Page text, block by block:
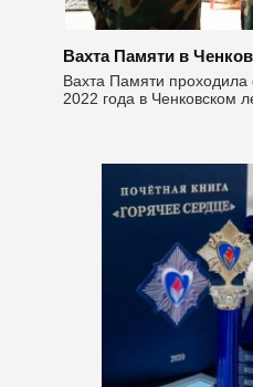
Вахта Памяти в
Вахта Памяти
2022 года в Ченковском